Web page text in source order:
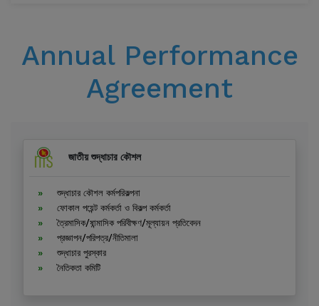
Annual Performance
Agreement
জাতীয় শুদ্ধাচার কৌশল
শুদ্ধাচার কৌশল কর্মপরিকল্পনা
ফোকাল পয়েন্ট কর্মকর্তা ও বিকল্প কর্মকর্তা
ত্রৈমাসিক/ষান্মাসিক পরিবীক্ষণ/মূল্যায়ন প্রতিবেদন
প্রজ্ঞাপন/পরিপত্র/নীতিমালা
শুদ্ধাচার পুরস্কার
নৈতিকতা কমিটি